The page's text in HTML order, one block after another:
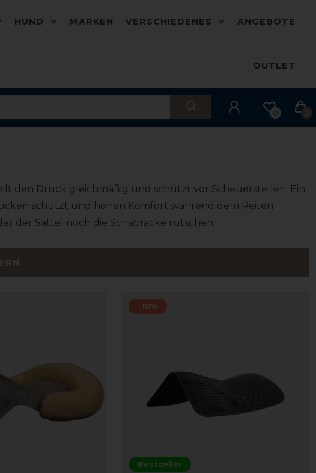
HUND MARKEN VERSCHIEDENES ANGEBOTE
OUTLET
0 0
den Druck gleichmäßig und schützt vor Scheuerstellen. Ein
schützt und hohen Komfort während dem Reiten
der Sattel noch die Schabracke rutschen.
Bestseller
-10%